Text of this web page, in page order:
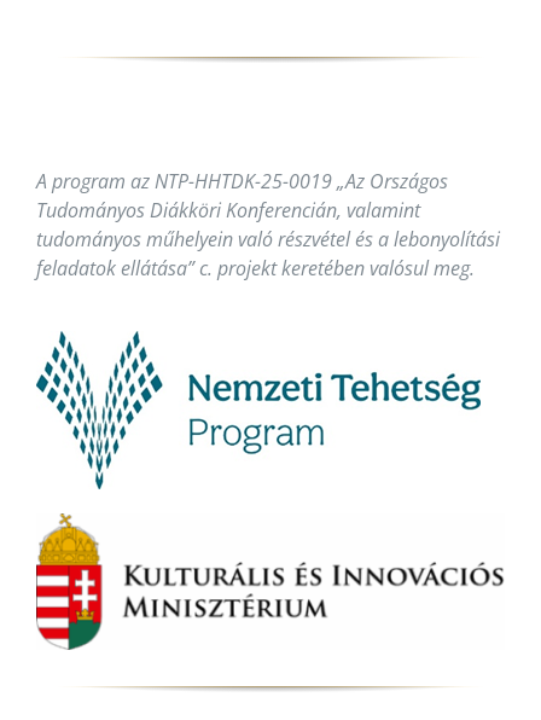
A program az NTP-HHTDK-25-0019 „Az Országos
Tudományos Diákköri Konferencián, valamint
tudományos műhelyein való részvétel és a lebonyolítási
feladatok ellátása” c. projekt keretében valósul meg.